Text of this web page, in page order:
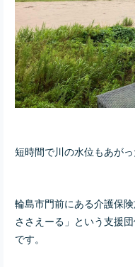
短時間で川の水位もあがっ
輪島市門前にある介護保
ささえーる」という支援
です。